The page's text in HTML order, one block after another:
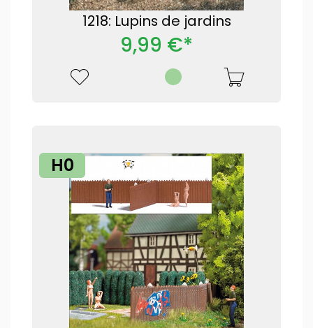
1218: Lupins de jardins
9,99 €*
H0